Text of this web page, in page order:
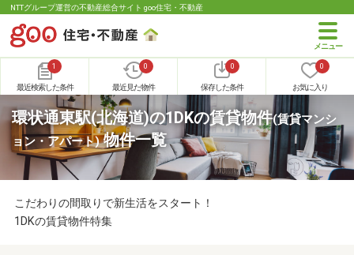
NTTグループ運営の不動産総合サイト goo住宅・不動産
1
最近検索した条件
0
最近見た物件
0
保存した条件
0
お気に入り
環状通東駅(北海道)の1DKの賃貸物件(賃貸マンシ
ョン・アパート)物件一覧
こだわりの間取りで新生活をスタート！
1DKの賃貸物件特集